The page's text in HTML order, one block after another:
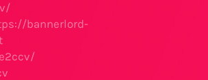
bannerlord-